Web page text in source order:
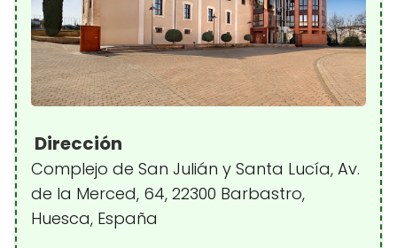
Dirección
Complejo de San Julián y Santa Lucía, Av.
de la Merced, 64, 22300 Barbastro,
Huesca, España